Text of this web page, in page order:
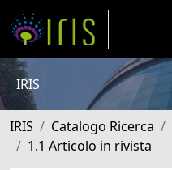
IRIS
IRIS Catalogo Ricerca
1.1 Articolo in rivista